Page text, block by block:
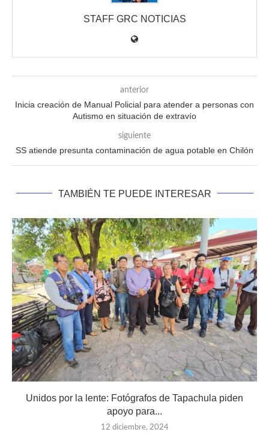
STAFF GRC NOTICIAS
anterior
Inicia creación de Manual Policial para atender a personas con
Autismo en situación de extravío
siguiente
SS atiende presunta contaminación de agua potable en Chilón
TAMBIÉN TE PUEDE INTERESAR
Unidos por la lente: Fotógrafos de Tapachula piden
apoyo para...
12 diciembre, 2024